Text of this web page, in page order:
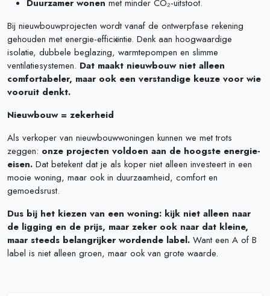
Duurzamer wonen met minder CO₂-uitstoot.
Bij nieuwbouwprojecten wordt vanaf de ontwerpfase rekening
gehouden met energie-efficiëntie. Denk aan hoogwaardige
isolatie, dubbele beglazing, warmtepompen en slimme
ventilatiesystemen. Dat maakt nieuwbouw niet alleen
comfortabeler, maar ook een verstandige keuze voor wie
vooruit denkt.
Nieuwbouw = zekerheid
Als verkoper van nieuwbouwwoningen kunnen we met trots
zeggen: onze projecten voldoen aan de hoogste energie-
eisen. Dat betekent dat je als koper niet alleen investeert in een
mooie woning, maar ook in duurzaamheid, comfort en
gemoedsrust.
Dus bij het kiezen van een woning: kijk niet alleen naar
de ligging en de prijs, maar zeker ook naar dat kleine,
maar steeds belangrijker wordende label. Want een A of B
label is niet alleen groen, maar ook van grote waarde.